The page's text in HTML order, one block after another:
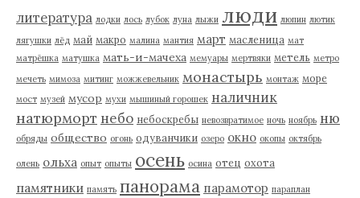
литература лодки лось лубок луна лыжи люди люпин лютик
лягушки лёд май макро малина мантия март масленица мат
матрёшка матушка мать-и-мачеха мемуары мертвяки метель метро
мечеть мимоза митинг можжевельник монастырь монтаж море
мост музей мусор мухи мышиный горошек наличник
натюрморт небо небоскребы невозвратимое ночь ноябрь ню
обряды общество огонь одуванчики озеро окно окопы октябрь
олень ольха опыт опыты осень осина отец охота
памятники память панорама парамотор параплан